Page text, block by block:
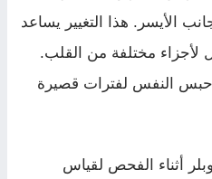
الأيسر. هذا التغيير يساعد
مختلفة من القلب.
النفس لفترات قصيرة
أثناء الفحص لقياس